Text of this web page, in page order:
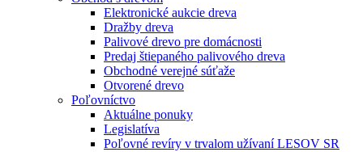
Elektronické aukcie dreva
Dražby dreva
Palivové drevo pre domácnosti
Predaj štiepaného palivového dreva
Obchodné verejné súťaže
Otvorené drevo
Poľovníctvo
Aktuálne ponuky
Legislatíva
Poľovné revíry v trvalom užívaní LESOV SR